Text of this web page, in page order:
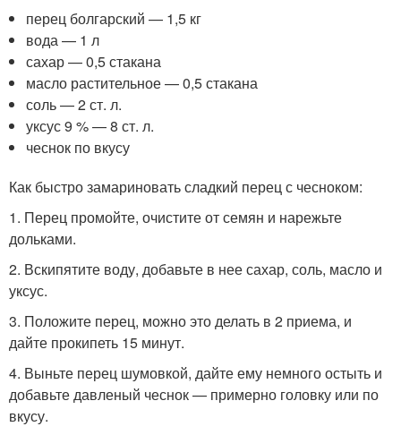
перец болгарский — 1,5 кг
вода — 1 л
сахар — 0,5 стакана
масло растительное — 0,5 стакана
соль — 2 ст. л.
уксус 9 % — 8 ст. л.
чеснок по вкусу
Как быстро замариновать сладкий перец с чесноком:
1. Перец промойте, очистите от семян и нарежьте
дольками.
2. Вскипятите воду, добавьте в нее сахар, соль, масло и
уксус.
3. Положите перец, можно это делать в 2 приема, и
дайте прокипеть 15 минут.
4. Выньте перец шумовкой, дайте ему немного остыть и
добавьте давленый чеснок — примерно головку или по
вкусу.